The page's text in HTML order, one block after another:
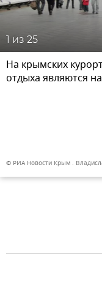
1 из 25
На крымских
отдыха являются
© РИА Новости Крым .